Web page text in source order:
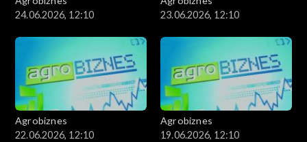
24.06.2026, 12:10
23.06.2026, 12:10
Agrobiznes
22.06.2026, 12:10
Agrobiznes
19.06.2026, 12:10